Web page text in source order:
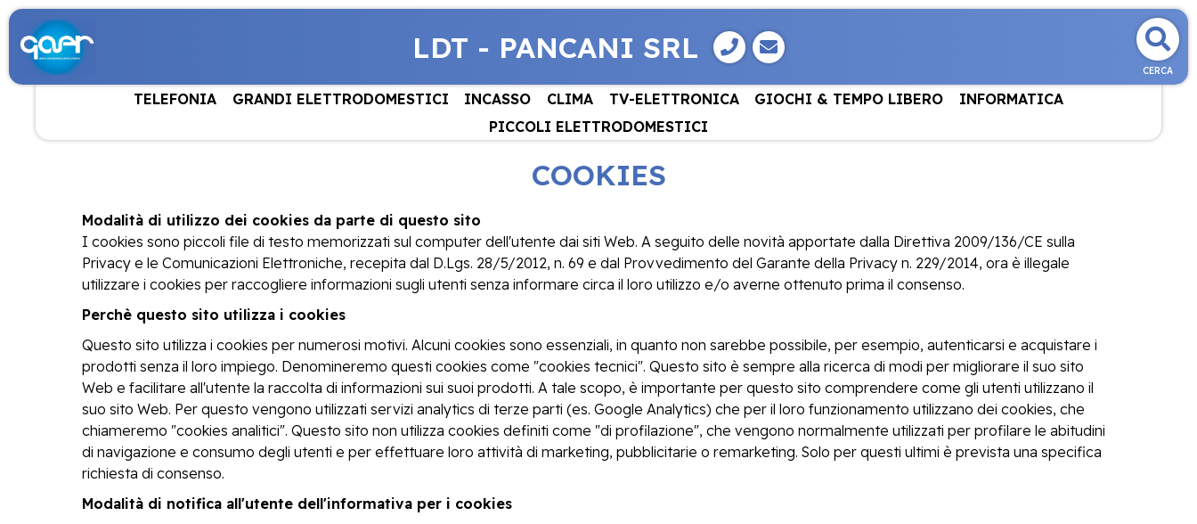
LDT - PANCANI SRL
CERCA
TELEFONIA GRANDI ELETTRODOMESTICI INCASSO CLIMA TV-ELETTRONICA GIOCHI & TEMPO LIBERO
INFORMATICA
PICCOLI ELETTRODOMESTICI
COOKIES
Modalità di utilizzo dei cookies da parte di questo sito
I cookies sono piccoli file di testo memorizzati sul computer dell'utente dai siti Web. A seguito delle novità apportate dalla Direttiva 2009/136/CE sulla
Privacy e le Comunicazioni Elettroniche, recepita dal D.Lgs. 28/5/2012, n. 69 e dal Provvedimento del Garante della Privacy n. 229/2014, ora è illegale
utilizzare i cookies per raccogliere informazioni sugli utenti senza informare circa il loro utilizzo e/o averne ottenuto prima il consenso.
Perchè questo sito utilizza i cookies
Questo sito utilizza i cookies per numerosi motivi. Alcuni cookies sono essenziali, in quanto non sarebbe possibile, per esempio, autenticarsi e acquistare i
prodotti senza il loro impiego. Denomineremo questi cookies come "cookies tecnici". Questo sito è sempre alla ricerca di modi per migliorare il suo sito
Web e facilitare all'utente la raccolta di informazioni sui suoi prodotti. A tale scopo, è importante per questo sito comprendere come gli utenti utilizzano il
suo sito Web. Per questo vengono utilizzati servizi analytics di terze parti (es. Google Analytics) che per il loro funzionamento utilizzano dei cookies, che
chiameremo "cookies analitici". Questo sito non utilizza cookies definiti come "di profilazione", che vengono normalmente utilizzati per profilare le abitudini
di navigazione e consumo degli utenti e per effettuare loro attività di marketing, pubblicitarie o remarketing. Solo per questi ultimi è prevista una specifica
richiesta di consenso.
Modalità di notifica all'utente dell'informativa per i cookies